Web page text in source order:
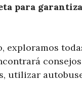
para
exploramos
utilizar